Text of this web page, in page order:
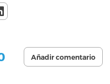
Añadir comentario